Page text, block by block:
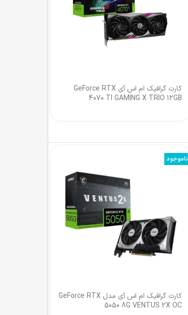
کارت گرافیک ام اس آی GeForce RTX
4070 TI GAMING X TRIO 12GB
ناموجود
کارت گرافیک ام اس آی مدل GeForce RTX
5050 8G VENTUS 2X OC